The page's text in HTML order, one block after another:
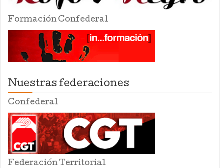
Formación Confederal
Nuestras federaciones
Confederal
Federación Territorial